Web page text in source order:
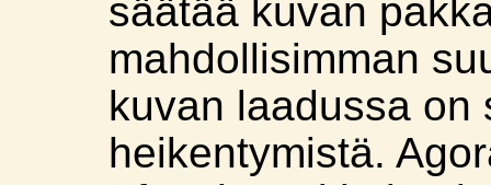
säätää kuvan
mahdollisimman
kuvan laadussa on
heikentymistä.